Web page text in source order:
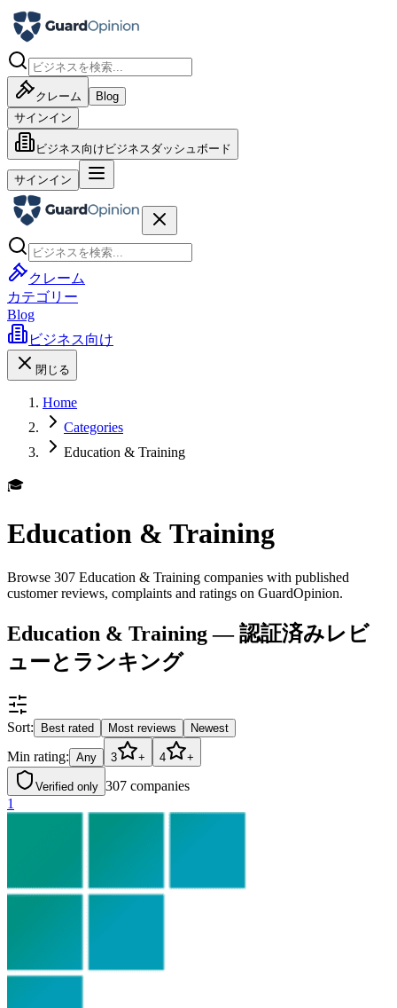
クレーム
Blog
サインイン
ビジネス向け ビジネスダッシュボード
サインイン
クレーム
カテゴリー
Blog
ビジネス向け
閉じる
Home
Categories
Education & Training
🎓
Education & Training
Browse 307 Education & Training companies with published
customer reviews, complaints and ratings on GuardOpinion.
Education & Training — 認証済みレビ
ューとランキング
Sort: Best rated Most reviews Newest
Min rating: Any 3 + 4 +
Verified only 307 companies
1